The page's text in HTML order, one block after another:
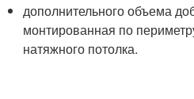
дополнительного объема
монтированная по
натяжного потолка.